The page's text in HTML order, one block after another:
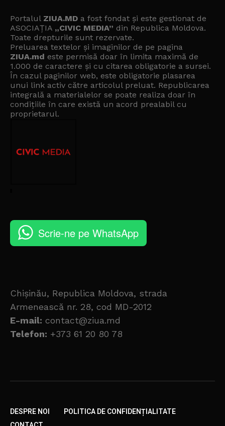
Portalul ZIUA.MD a fost fondat și este gestionat de
ASOCIAȚIA „CIVIC MEDIA” din Republica Moldova.
Toate drepturile sunt rezervate.
Preluarea textelor și imaginilor de pe pagina
ZIUA.md este permisă doar în limita maximă de
1.000 de caractere și cu citarea obligatorie a sursei.
În cazul paginilor web, este obligatorie plasarea
unui link activ către articolul preluat. Republicarea
integrală a materialelor se poate realiza doar în
condițiile în care există un acord prealabil cu
proprietarul.
Scrie-ne pe WhatsApp
Chișinău, Republica Moldova, strada
Armenească nr. 28, cod MD-2012
E-mail: contact@ziua.md
Telefon: +373 61 20 80 78
DESPRE NOI
POLITICA DE CONFIDENȚIALITATE